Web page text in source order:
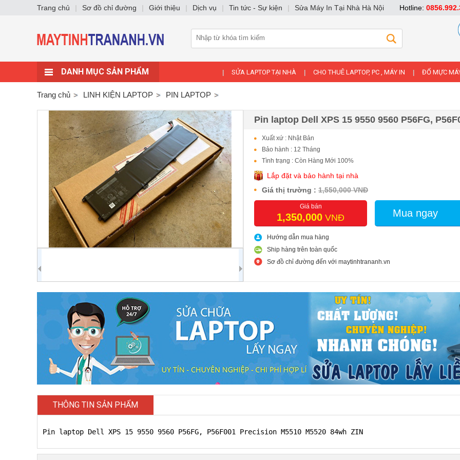
DANH MỤC SẢN PHẨM SỬA LAPTOP TẠI NHÀ CHO THUÊ LAPTOP, PC , MÁY IN ĐỔ MỰC
Trang chủ LINH KIỆN LAPTOP PIN LAPTOP
Pin laptop Dell XPS 15 9550 9560 P56FG,
Xuất xứ : Nhật Bản
Bảo hành : 12 Tháng
Tình trạng : Còn Hàng Mới 100%
Lắp đặt và bảo hành tại nhà
Giá thị trường : 1,550,000 VNĐ
Giá bán
1,350,000 VNĐ Mua ngay
Hướng dẫn mua hàng
Ship hàng trên toàn quốc
Sơ đồ chỉ đường đến với maytinhtrananh.vn
THÔNG TIN SẢN PHẨM
Pin laptop Dell XPS 15 9550 9560 P56FG, P56F001 Precision M5510 M5520 84wh ZIN
Trang chủ | Sơ đồ chỉ đường | Giới thiệu | Dịch vụ | Tin tức - Sự kiện | Sửa Máy In Tại Nhà Hà Nội Hotline: